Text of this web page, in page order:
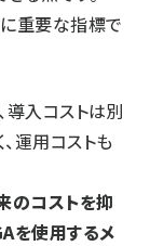
重要な指標で
導入コストは別
運用コストも
のコストを抑
を使用するメ